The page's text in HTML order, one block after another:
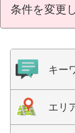
条件を変更
キー
エリ